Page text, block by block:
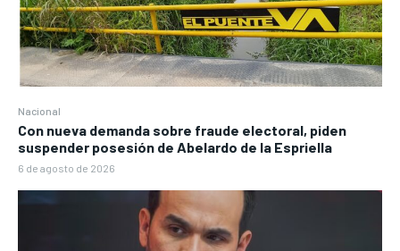
Nacional
Con nueva demanda sobre fraude electoral, piden
suspender posesión de Abelardo de la Espriella
6 de agosto de 2026